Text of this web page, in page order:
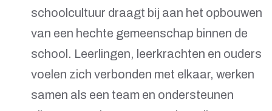
schoolcultuur draagt bij aan het opbouwen
van een hechte gemeenschap binnen de
school. Leerlingen, leerkrachten en ouders
voelen zich verbonden met elkaar, werken
samen als een team en ondersteunen